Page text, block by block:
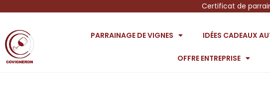
Certificat de
PARRAINAGE DE VIGNES IDÉES CADEAUX
OFFRE ENTREPRISE